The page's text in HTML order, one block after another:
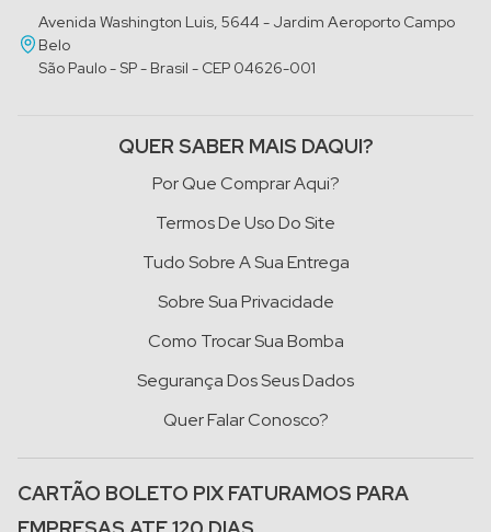
Avenida Washington Luis, 5644 - Jardim Aeroporto Campo
Belo
São Paulo - SP - Brasil - CEP 04626-001
QUER SABER MAIS DAQUI?
Por Que Comprar Aqui?
Termos De Uso Do Site
Tudo Sobre A Sua Entrega
Sobre Sua Privacidade
Como Trocar Sua Bomba
Segurança Dos Seus Dados
Quer Falar Conosco?
CARTÃO BOLETO PIX FATURAMOS PARA